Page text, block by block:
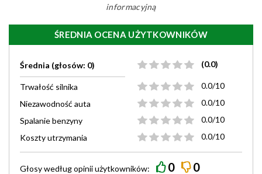
informacyjną
ŚREDNIA OCENA UŻYTKOWNIKÓW
Średnia (głosów: 0) (0.0)
Trwałość silnika
0.0/10
Niezawodność auta
0.0/10
Spalanie benzyny
0.0/10
Koszty utrzymania
0.0/10
Głosy wedługopiniiużytkowników: 0 0